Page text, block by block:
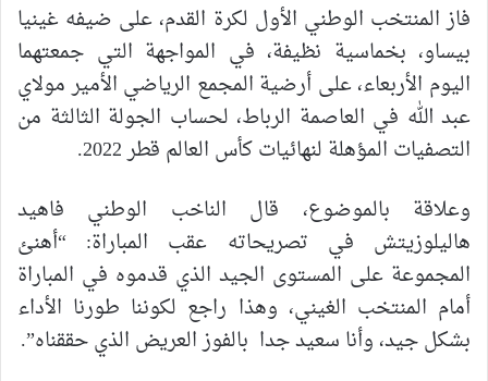
فاز المنتخب الوطني الأول لكرة القدم، على ضيفه غينيا
بيساو، بخماسية نظيفة، في المواجهة التي جمعتهما
اليوم الأربعاء، على أرضية المجمع الرياضي الأمير مولاي
عبد الله في العاصمة الرباط، لحساب الجولة الثالثة من
التصفيات المؤهلة لنهائيات كأس العالم قطر 2022.
وعلاقة بالموضوع، قال الناخب الوطني فاهيد
هاليلوزيتش في تصريحاته عقب المباراة: “أهنئ
المجموعة على المستوى الجيد الذي قدموه في المباراة
أمام المنتخب الغيني، وهذا راجع لكوننا طورنا الأداء
بشكل جيد، وأنا سعيد جدا بالفوز العريض الذي حققناه”.